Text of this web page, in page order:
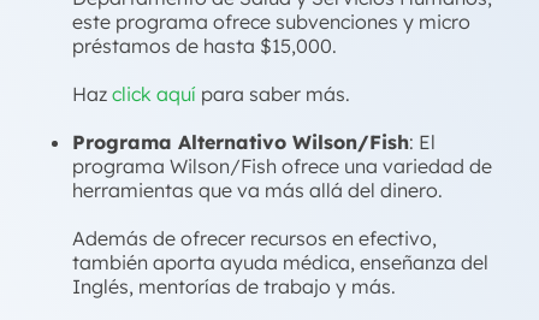
este programa ofrece subvenciones y micro
préstamos de hasta $15,000.
Haz click aquí para saber más.
Programa Alternativo Wilson/Fish: El
programa Wilson/Fish ofrece una variedad de
herramientas que va más allá del dinero.
Además de ofrecer recursos en efectivo,
también aporta ayuda médica, enseñanza del
Inglés, mentorías de trabajo y más.